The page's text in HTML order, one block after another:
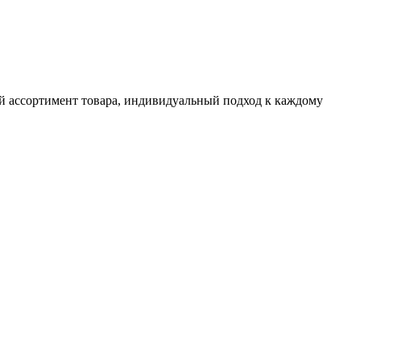
товара, индивидуальный подход к каждому